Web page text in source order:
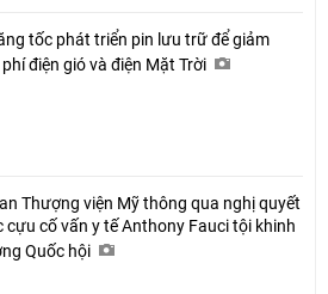
tốc phát triển pin lưu trữ để giảm
phí điện gió và điện Mặt Trời
Thượng viện Mỹ thông qua nghị quyết
cựu cố vấn y tế Anthony Fauci tội khinh
Quốc hội